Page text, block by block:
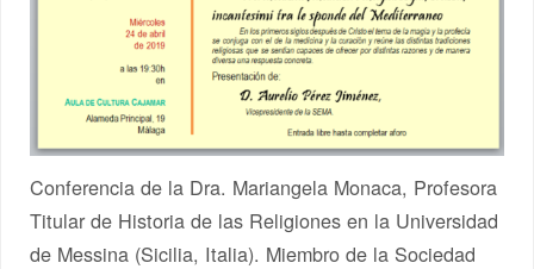
Conferencia de la Dra. Mariangela Monaca, Profesora
Titular de Historia de las Religiones en la Universidad
de Messina (Sicilia, Italia). Miembro de la Sociedad